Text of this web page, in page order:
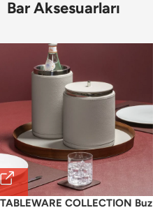
Bar Aksesuarları
TABLEWARE COLLECTION Buz